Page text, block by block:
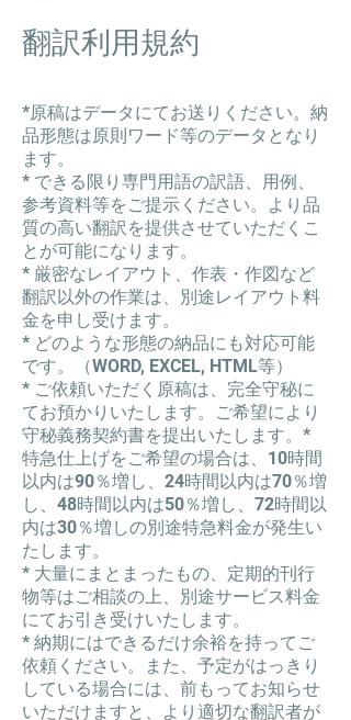
翻訳利用規約
*原稿はデータにてお送りください。納
品形態は原則ワード等のデータとなり
ます。
* できる限り専門用語の訳語、用例、
参考資料等をご提示ください。より品
質の高い翻訳を提供させていただくこ
とが可能になります。
* 厳密なレイアウト、作表・作図など
翻訳以外の作業は、別途レイアウト料
金を申し受けます。
* どのような形態の納品にも対応可能
です。（WORD, EXCEL, HTML等）
* ご依頼いただく原稿は、完全守秘に
てお預かりいたします。ご希望により
守秘義務契約書を提出いたします。 *
特急仕上げをご希望の場合は、10時間
以内は90％増し、24時間以内は70％増
し、48時間以内は50％増し、72時間以
内は30％増しの別途特急料金が発生い
たします。
* 大量にまとまったもの、定期的刊行
物等はご相談の上、別途サービス料金
にてお引き受けいたします。
* 納期にはできるだけ余裕を持ってご
依頼ください。また、予定がはっきり
している場合には、前もってお知らせ
いただけますと、より適切な翻訳者が